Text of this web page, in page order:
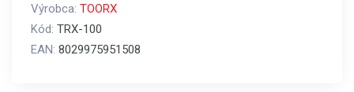
Výrobca: TOORX
Kód: TRX-100
EAN: 8029975951508